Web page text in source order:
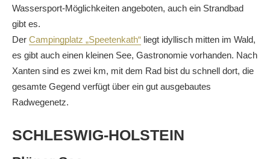
Wassersport-Möglichkeiten angeboten, auch ein Strandbad
gibt es.
Der Campingplatz „Speetenkath“ liegt idyllisch mitten im Wald,
es gibt auch einen kleinen See, Gastronomie vorhanden. Nach
Xanten sind es zwei km, mit dem Rad bist du schnell dort, die
gesamte Gegend verfügt über ein gut ausgebautes
Radwegenetz.
SCHLESWIG-HOLSTEIN